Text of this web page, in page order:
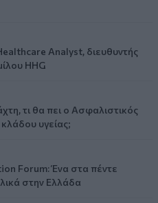
Analyst, διευθυντής
HHG
τι θα πει ο Ασφαλιστικός
υγείας;
Forum: Ένα στα πέντε
στην Ελλάδα